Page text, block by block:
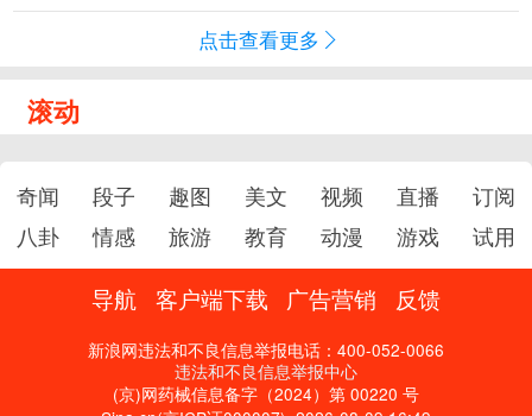
点击查看更多
滚动
奇闻 段子 趣图 美文 视频 直播
订阅
八卦
情感 旅游 教育 动漫 游戏 试用
导航 客户端下载 广告营销 反馈
新浪网违法和不良信息举报电话：400-052-0066
违法和不良信息举报中心
(京)网药械信息备字（2024）第 00220 号